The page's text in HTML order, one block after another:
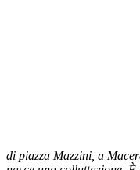
di piazza Mazzini, a